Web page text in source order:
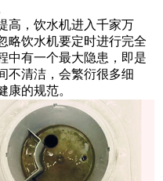
，饮水机进入千家万
略饮水机要定时进行完全
中有一个最大隐患，即是
不清洁，会繁衍很多细
康的规范。